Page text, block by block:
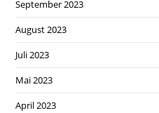
September 2023
August 2023
Juli 2023
Mai 2023
April 2023